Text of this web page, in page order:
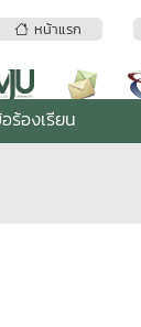
หน้าแรก
ร้องเรียน